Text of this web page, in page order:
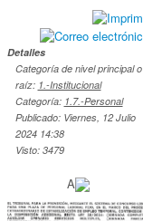
Detalles
Categoría de nivel principal o
raíz: 1.-Institucional
Categoría: 1.7.-Personal
Publicado: Viernes, 12 Julio
2024 14:38
Visto: 3479
A